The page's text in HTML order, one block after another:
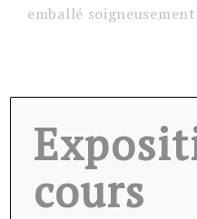
emballé
Ces
cours